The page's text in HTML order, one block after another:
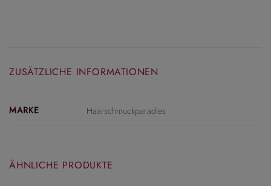
ZUSÄTZLICHE INFORMATIONEN
MARKE Haarschmuckparadies
ÄHNLICHE PRODUKTE